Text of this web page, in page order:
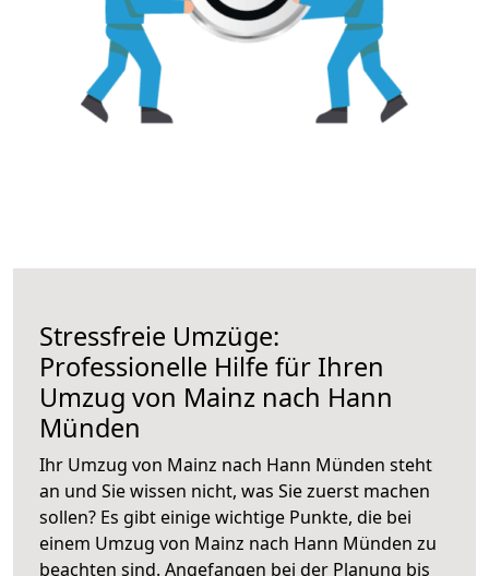
Stressfreie Umzüge:
Professionelle Hilfe für Ihren
Umzug von Mainz nach Hann
Münden
Ihr Umzug von Mainz nach Hann Münden steht
an und Sie wissen nicht, was Sie zuerst machen
sollen? Es gibt einige wichtige Punkte, die bei
einem Umzug von Mainz nach Hann Münden zu
beachten sind. Angefangen bei der Planung bis